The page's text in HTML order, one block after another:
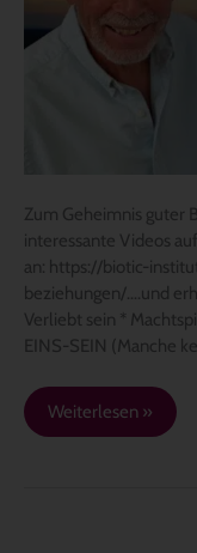
Zum Geheimnis guter
interessante Videos
an: https://biotic-
beziehungen/….und
Verliebt sein *
EINS-SEIN (Manche
das
überhaupt?
Weiterlesen »